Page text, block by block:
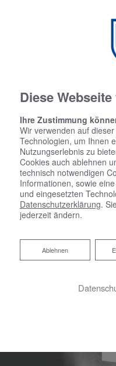
Diese
Ihre Zustimmung
Wir verwenden auf
Technologien, um Ihnen
Nutzungserlebnis zu
Cookies auch ablehnen
technisch notwendigen
Informationen, sowie
und eingesetzten
Datenschutzerklärung.
jederzeit ändern.
Ablehnen
Ablehnen